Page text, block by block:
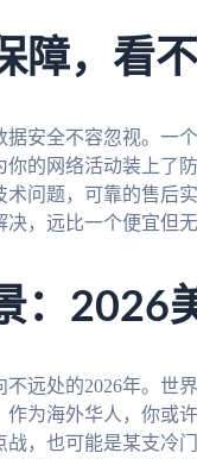
障，看
据安全不容忽视。一
你的网络活动装上了
术问题，可靠的售后
，远比一个便宜但
：2026
不远处的2026年。世
作为海外华人，你或
战，也可能是某支冷